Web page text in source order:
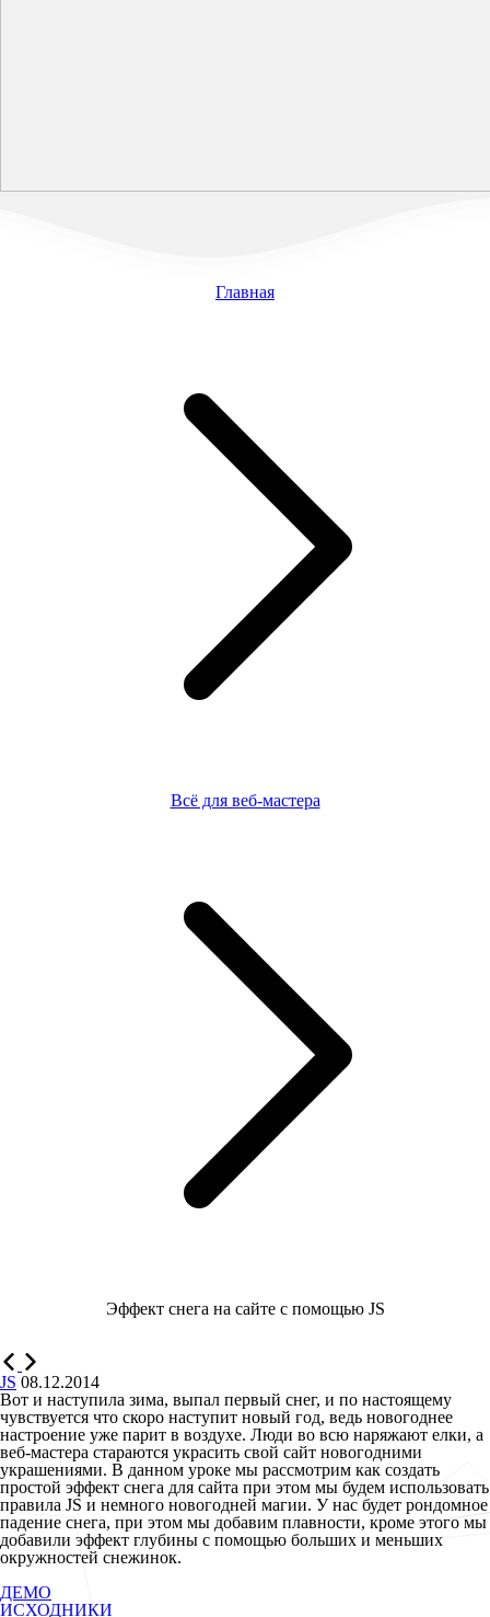
Главная
Всё для веб-мастера
Эффект снега на сайте с помощью JS
JS 08.12.2014
Вот и наступила зима, выпал первый снег, и по настоящему
чувствуется что скоро наступит новый год, ведь новогоднее
настроение уже парит в воздухе. Люди во всю наряжают елки, а
веб-мастера стараются украсить свой сайт новогодними
украшениями. В данном уроке мы рассмотрим как создать
простой эффект снега для сайта при этом мы будем использовать
правила JS и немного новогодней магии. У нас будет рондомное
падение снега, при этом мы добавим плавности, кроме этого мы
добавили эффект глубины с помощью больших и меньших
окружностей снежинок.
ДЕМО
ИСХОДНИКИ